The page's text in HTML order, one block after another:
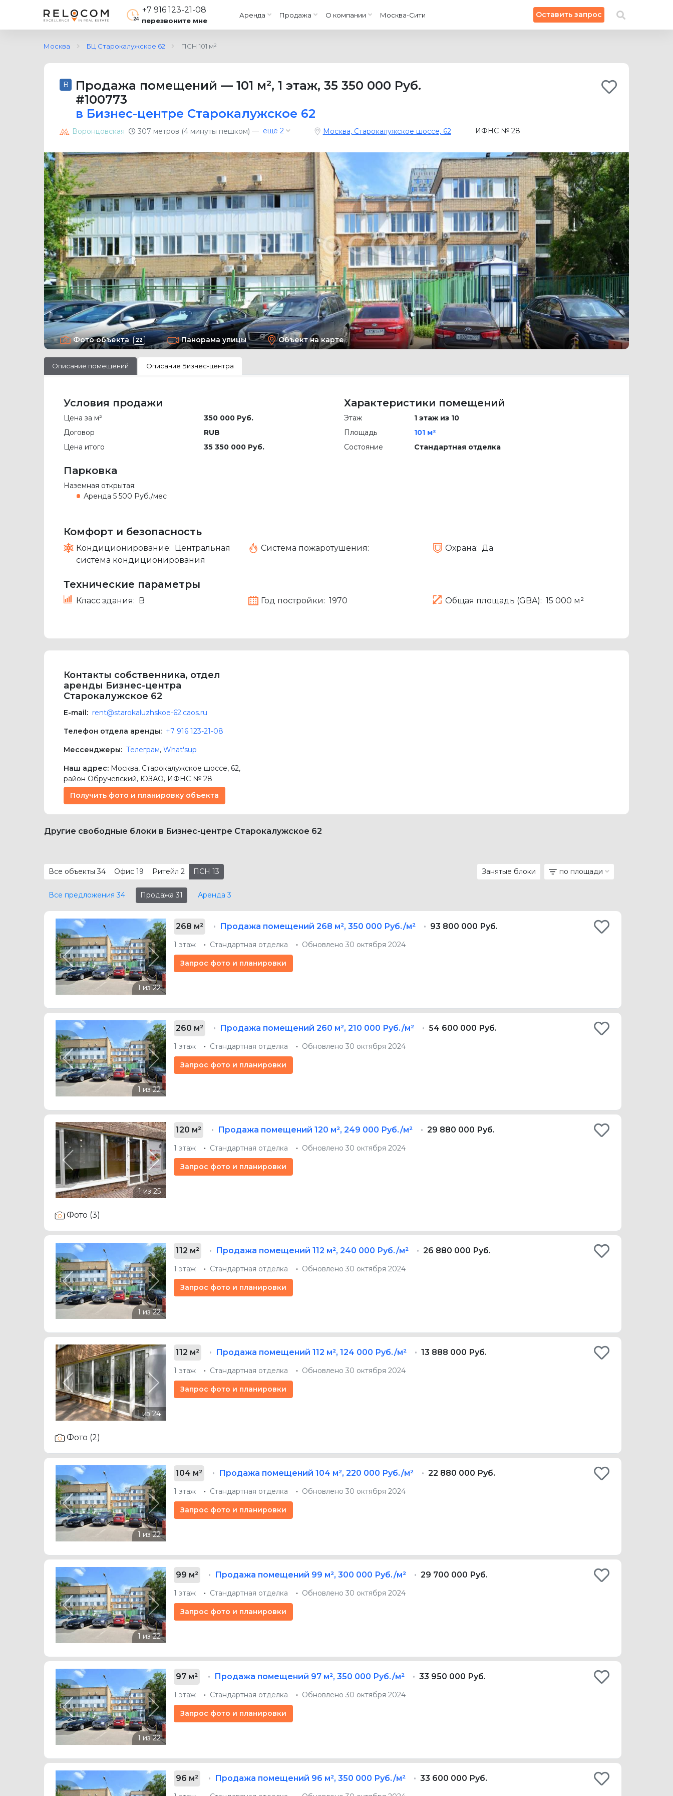
+7 916 123-21-08
перезвоните мне
Аренда Продажа О компании Москва-Сити Оставить запрос
× Искать на карте
Москва БЦ Старокалужское 62 ПСН 101 м²
B Продажа помещений — 101 м², 1 этаж, 35 350 000 Руб.
#100773
в Бизнес-центре Старокалужское 62
Воронцовская 307 метров (4 минуты пешком) — ещё 2 Москва, Старокалужское шоссе, 62 ИФНС № 28
Фото объекта 22 Панорама улицы Объект на карте
Описание помещений Описание Бизнес-центра
Условия продажи
Цена за м²
350 000 Руб.
Договор
RUB
Цена итого
35 350 000 Руб.
Характеристики помещений
Этаж
1 этаж из 10
Площадь
101 м²
Состояние
Стандартная отделка
Парковка
Наземная открытая:
Аренда 5 500 Руб./мес
Комфорт и безопасность
Кондиционирование: Центральная
система кондиционирования
Система пожаротушения: Охрана: Да
Технические параметры
Класс здания: B Год постройки: 1970 Общая площадь (GBA): 15 000 м²
Контакты собственника, отдел
аренды Бизнес-центра
Старокалужское 62
E-mail: rent@starokaluzhskoe-62.caos.ru
Телефон отдела аренды: +7 916 123-21-08
Мессенджеры: Телеграм, What'sup
Наш адрес: Москва, Старокалужское шоссе, 62,
район Обручевский, ЮЗАО, ИФНС № 28
Получить фото и планировку объекта
Другие свободные блоки в Бизнес-центре Старокалужское 62
Все объекты 34 Офис 19 Ритейл 2 ПСН 13 Занятые блоки по площади
Все предложения 34 Продажа 31 Аренда 3
Previous Next
268 м² Продажа помещений268 м²,350 000 Руб./м² 93 800 000 Руб.
1 этаж Стандартная отделка Обновлено 30 октября 2024
Запрос фото и планировки
Previous Next
260 м² Продажа помещений260 м²,210 000 Руб./м² 54 600 000 Руб.
1 этаж Стандартная отделка Обновлено 30 октября 2024
Запрос фото и планировки
Previous Next
120 м² Продажа помещений120 м²,249 000 Руб./м² 29 880 000 Руб.
1 этаж Стандартная отделка Обновлено 30 октября 2024
Запрос фото и планировки
Фото (3)
Previous Next
112 м² Продажа помещений112 м²,240 000 Руб./м² 26 880 000 Руб.
1 этаж Стандартная отделка Обновлено 30 октября 2024
Запрос фото и планировки
Previous Next
112 м² Продажа помещений112 м²,124 000 Руб./м² 13 888 000 Руб.
1 этаж Стандартная отделка Обновлено 30 октября 2024
Запрос фото и планировки
Фото (2)
Previous Next
104 м² Продажа помещений104 м²,220 000 Руб./м² 22 880 000 Руб.
1 этаж Стандартная отделка Обновлено 30 октября 2024
Запрос фото и планировки
Previous Next
99 м² Продажа помещений 99 м²,300 000 Руб./м² 29 700 000 Руб.
1 этаж Стандартная отделка Обновлено 30 октября 2024
Запрос фото и планировки
Previous Next
97 м² Продажа помещений 97 м²,350 000 Руб./м² 33 950 000 Руб.
1 этаж Стандартная отделка Обновлено 30 октября 2024
Запрос фото и планировки
96 м² Продажа помещений 96 м²,350 000 Руб./м² 33 600 000 Руб.